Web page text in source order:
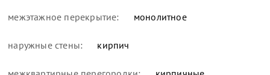
межэтажное перекрытие: монолитное
наружные стены: кирпич